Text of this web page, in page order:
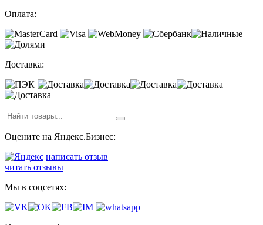
Оплата:
Доставка:
Оцените на Яндекс.Бизнес:
написать отзыв
читать отзывы
Мы в соцсетях: